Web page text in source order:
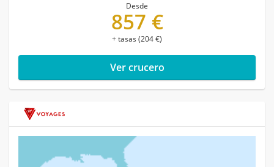
Desde
857 €
+ tasas (204 €)
Ver crucero